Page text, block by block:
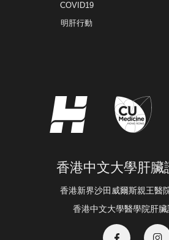
COVID19
明肝行動
香港中文大學肝臟
香港新界沙田威爾斯親王醫
香港中文大學醫學院肝